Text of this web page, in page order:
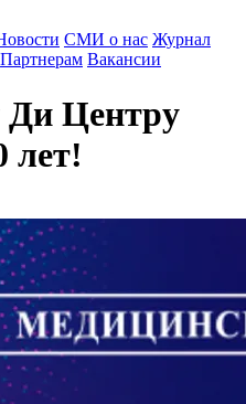
СМИ о нас Журнал
Партнерам Вакансии
Центру
лет!